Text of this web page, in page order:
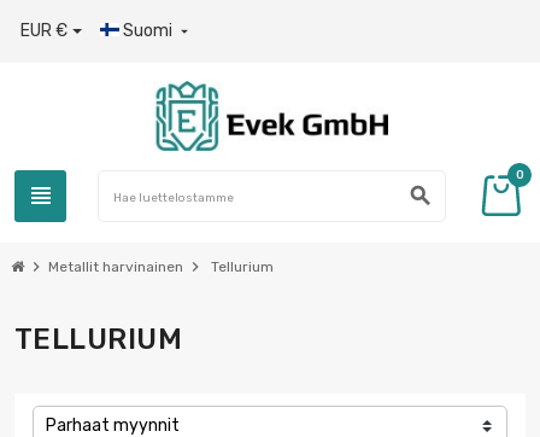
EUR € Suomi 
view_headline search
0
chevron_right Metallit harvinainen chevron_right Tellurium
TELLURIUM
Parhaat myynnit